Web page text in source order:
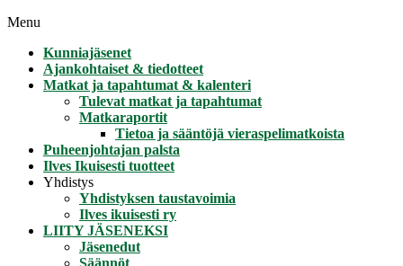
Menu
Kunniajäsenet
Ajankohtaiset & tiedotteet
Matkat ja tapahtumat & kalenteri
Tulevat matkat ja tapahtumat
Matkaraportit
Tietoa ja sääntöjä vieraspelimatkoista
Puheenjohtajan palsta
Ilves Ikuisesti tuotteet
Yhdistys
Yhdistyksen taustavoimia
Ilves ikuisesti ry
LIITY JÄSENEKSI
Jäsenedut
Säännöt